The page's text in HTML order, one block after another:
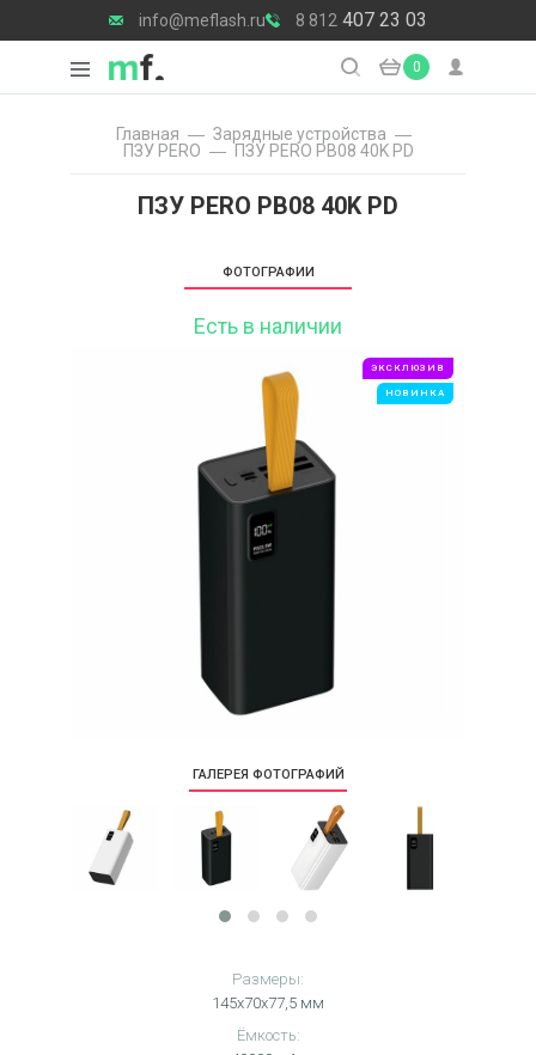
info@meflash.ru 8 812 407 23 03
0
Главная
Зарядные уcтройства
ПЗУ PERO
ПЗУ PERO PB08 40K PD
ПЗУ PERO PB08 40K PD
ФОТОГРАФИИ
Есть в наличии
ЭКСКЛЮЗИВ
НОВИНКА
ГАЛЕРЕЯ ФОТОГРАФИЙ
Размеры:
145х70х77,5 мм
Ёмкость: